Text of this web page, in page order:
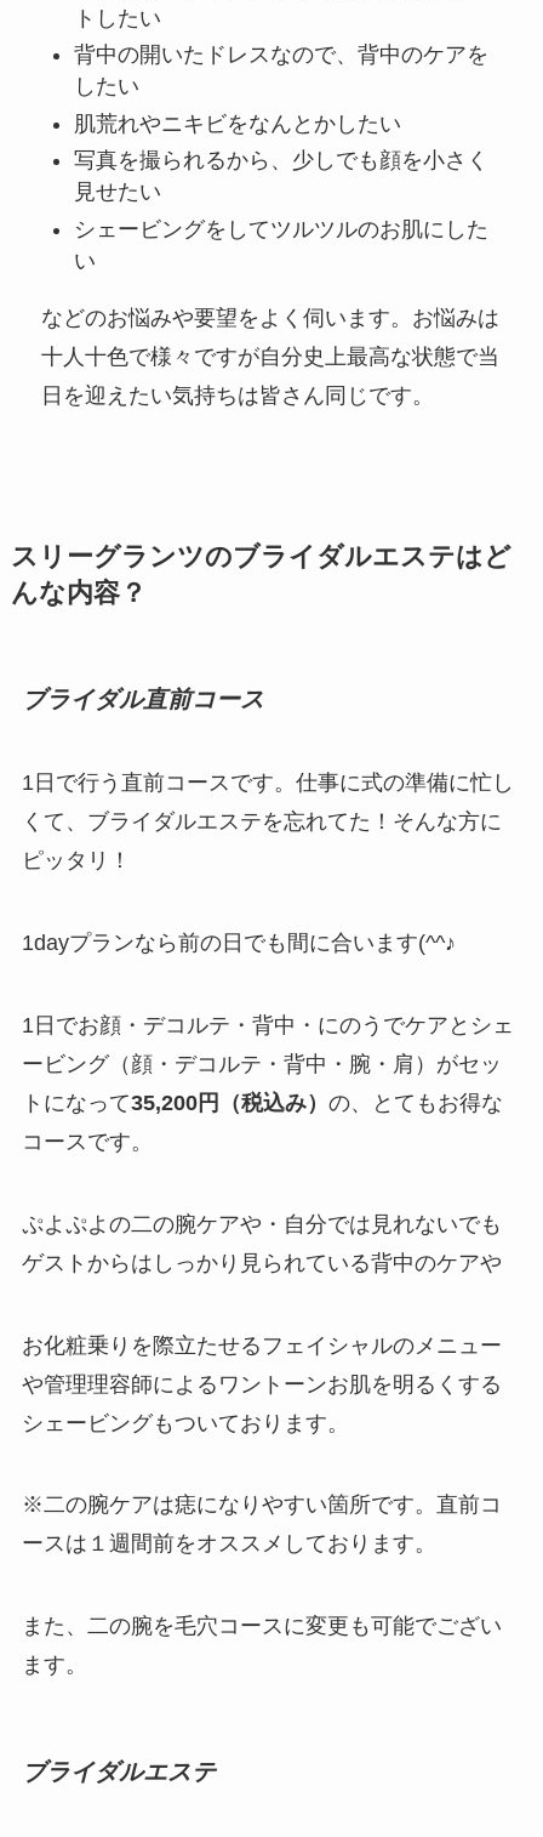
トしたい
背中の開いたドレスなので、背中のケアを
したい
肌荒れやニキビをなんとかしたい
写真を撮られるから、少しでも顔を小さく
見せたい
シェービングをしてツルツルのお肌にした
い
などのお悩みや要望をよく伺います。お悩みは
十人十色で様々ですが自分史上最高な状態で当
日を迎えたい気持ちは皆さん同じです。
スリーグランツのブライダルエステはど
んな内容？
ブライダル直前コース
1日で行う直前コースです。仕事に式の準備に忙し
くて、ブライダルエステを忘れてた！そんな方に
ピッタリ！
1dayプランなら前の日でも間に合います(^^♪
1日でお顔・デコルテ・背中・にのうでケアとシェ
ービング（顔・デコルテ・背中・腕・肩）がセッ
トになって35,200円（税込み） の、とてもお得な
コースです。
ぷよぷよの二の腕ケアや・自分では見れないでも
ゲストからはしっかり見られている背中のケアや
お化粧乗りを際立たせるフェイシャルのメニュー
や管理理容師によるワントーンお肌を明るくする
シェービングもついております。
※二の腕ケアは痣になりやすい箇所です。直前コ
ースは１週間前をオススメしております。
また、二の腕を毛穴コースに変更も可能でござい
ます。
ブライダルエステ